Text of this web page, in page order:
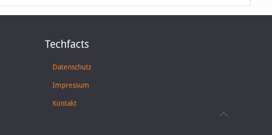
Techfacts
Datenschutz
Impressum
Kontakt